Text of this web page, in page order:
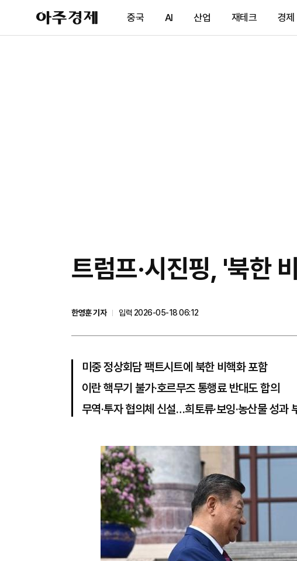
아
주
제
중국 AI 산업 재테크 경제
트럼프·시진핑, '북한
한영훈 기자
입력 2026-05-18 06:12
미중 정상회담 팩트시트에 북한 비핵화 포함
이란 핵무기 불가·호르무즈 통행료 반대도 합의
무역·투자 협의체 신설…희토류·보잉·농산물 성과